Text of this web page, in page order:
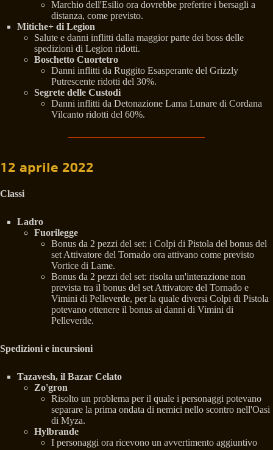
Marchio dell'Esilio ora dovrebbe preferire i bersagli a
distanza, come previsto.
Mitiche+ di Legion
Salute e danni inflitti dalla maggior parte dei boss delle
spedizioni di Legion ridotti.
Boschetto Cuortetro
Danni inflitti da Ruggito Esasperante del Grizzly
Putrescente ridotti del 30%.
Segrete delle Custodi
Danni inflitti da Detonazione Lama Lunare di Cordana
Vilcanto ridotti del 60%.
12 aprile 2022
Classi
Ladro
Fuorilegge
Bonus da 2 pezzi del set: i Colpi di Pistola del bonus del
set Attivatore del Tornado ora attivano come previsto
Vortice di Lame.
Bonus da 2 pezzi del set: risolta un'interazione non
prevista tra il bonus del set Attivatore del Tornado e
Vimini di Pelleverde, per la quale diversi Colpi di Pistola
potevano ottenere il bonus ai danni di Vimini di
Pelleverde.
Spedizioni e incursioni
Tazavesh, il Bazar Celato
Zo'gron
Risolto un problema per il quale i personaggi potevano
separare la prima ondata di nemici nello scontro nell'Oasi
di Myza.
Hylbrande
I personaggi ora ricevono un avvertimento aggiuntivo